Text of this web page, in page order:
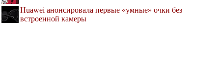
Huawei анонсировала первые «умные» очки без
встроенной камеры